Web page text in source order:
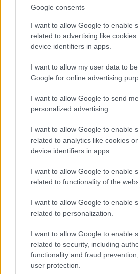
Google consents
I want to allow Google to enable
related to advertising like
device identifiers in apps.
I want to allow my user data to
Google for online advertising
I want to allow Google to send me
personalized advertising.
I want to allow Google to enable
related to analytics like cookies
device identifiers in apps.
I want to allow Google to enable
related to functionality of the
I want to allow Google to enable
related to personalization.
I want to allow Google to enable
related to security, including
functionality and fraud
user protection.
nagyon magyar, hogy mégis
maffiafilmbe kiexportálnánk
Gyuka, Hollós jobb keze
Azért ijesztő, mert lúzernek
surmó. Lenyúlná a főnökét,
Végül Hollós küld golyót a
család az első, hullája intő